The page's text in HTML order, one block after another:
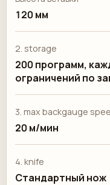
120 мм
2. storage
200 программ,
ограничений по
3. max backgauge
20 м/мин
4. knife
Стандартный нож